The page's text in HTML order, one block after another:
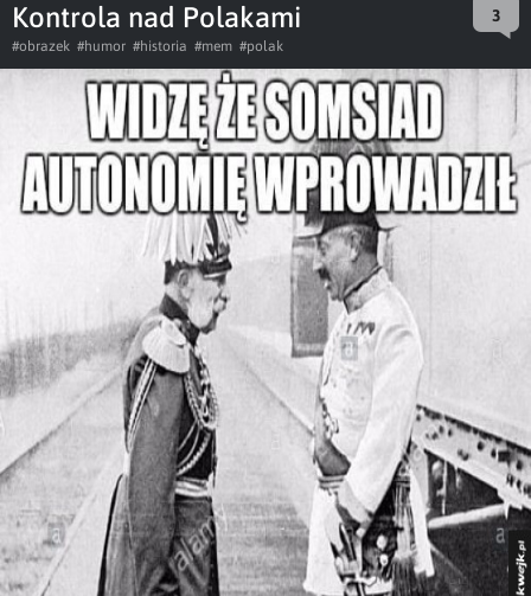
Kontrola nad Polakami 3
#obrazek #humor #historia #mem #polak